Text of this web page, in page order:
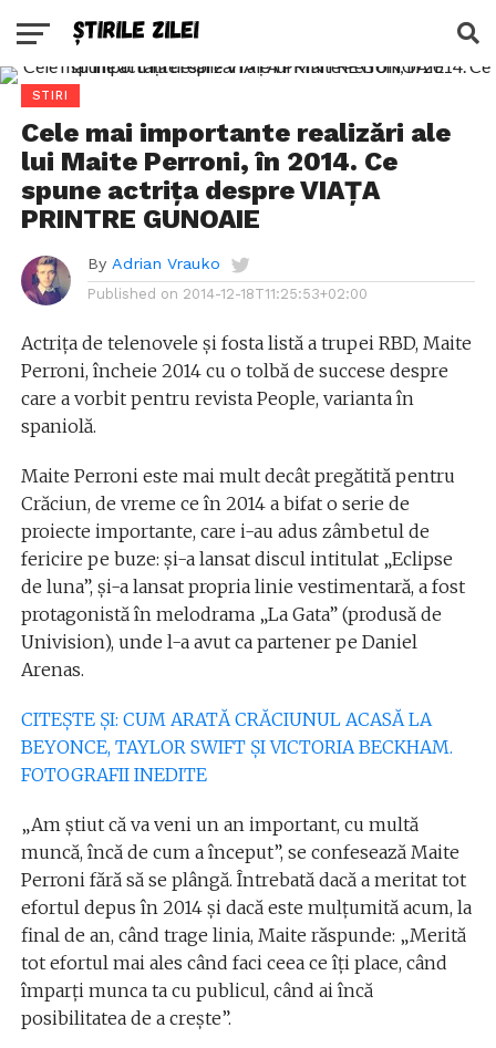
STIRI
Cele mai importante realizări ale
lui Maite Perroni, în 2014. Ce
spune actrița despre VIAȚA
PRINTRE GUNOAIE
By Adrian Vrauko
Published on 2014-12-18T11:25:53+02:00
Actrița de telenovele și fosta listă a trupei RBD, Maite
Perroni, încheie 2014 cu o tolbă de succese despre
care a vorbit pentru revista People, varianta în
spaniolă.
Maite Perroni este mai mult decât pregătită pentru
Crăciun, de vreme ce în 2014 a bifat o serie de
proiecte importante, care i-au adus zâmbetul de
fericire pe buze: și-a lansat discul intitulat „Eclipse
de luna”, și-a lansat propria linie vestimentară, a fost
protagonistă în melodrama „La Gata” (produsă de
Univision), unde l-a avut ca partener pe Daniel
Arenas.
CITEȘTE ȘI: CUM ARATĂ CRĂCIUNUL ACASĂ LA
BEYONCE, TAYLOR SWIFT ȘI VICTORIA BECKHAM.
FOTOGRAFII INEDITE
„Am știut că va veni un an important, cu multă
muncă, încă de cum a început”, se confesează Maite
Perroni fără să se plângă. Întrebată dacă a meritat tot
efortul depus în 2014 și dacă este mulțumită acum, la
final de an, când trage linia, Maite răspunde: „Merită
tot efortul mai ales când faci ceea ce îți place, când
împarți munca ta cu publicul, când ai încă
posibilitatea de a crește”.